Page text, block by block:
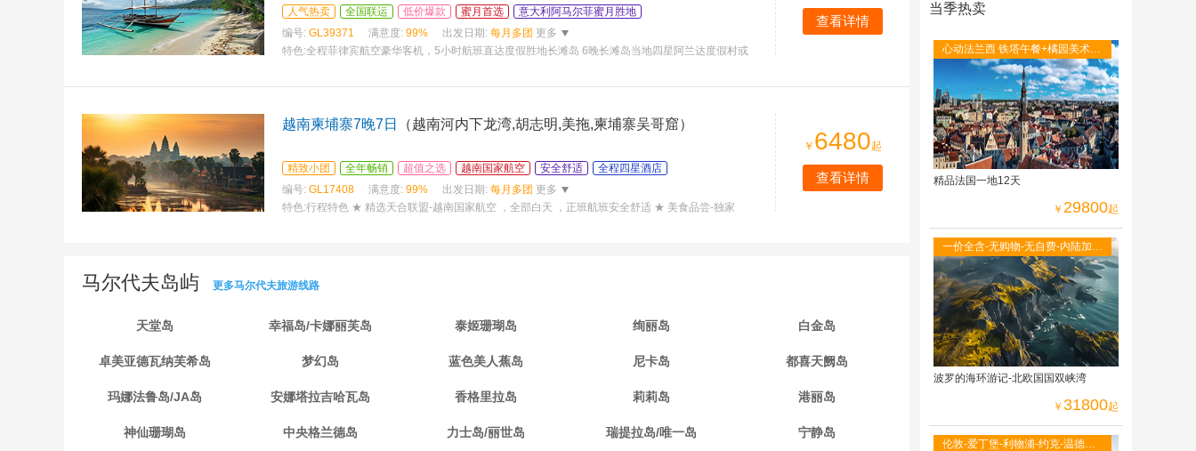
人气热卖 全国联运 低价爆款 蜜月首选
意大利阿马尔菲蜜月胜地
编号: GL39371 满意度: 99% 出发日期: 每月多团 更多
特色:全程菲律宾航空豪华客机，5小时航班直达度假胜地长滩岛 6晚长滩岛当地四星阿兰达度假村或
查看详情
越南柬埔寨7晚7日 （越南河内下龙湾,胡志明,美拖,柬埔寨吴哥窟）
精致小团 全年畅销 超值之选 越南国家航空 安全舒适
全程四星酒店
编号: GL17408 满意度: 99% 出发日期: 每月多团 更多
特色:行程特色 ★ 精选天合联盟-越南国家航空 ，全部白天 ，正班航班安全舒适 ★ 美食品尝-独家
￥ 6480起
查看详情
马尔代夫岛屿 更多马尔代夫旅游线路
天堂岛 幸福岛/卡娜丽芙岛 泰姬珊瑚岛 绚丽岛 白金岛
卓美亚德瓦纳芙希岛 梦幻岛 蓝色美人蕉岛 尼卡岛 都喜天阙岛
玛娜法鲁岛/JA岛 安娜塔拉吉哈瓦岛 香格里拉岛 莉莉岛 港丽岛
神仙珊瑚岛 中央格兰德岛 力士岛/丽世岛 瑞提拉岛/唯一岛 宁静岛
当季热卖
心动法兰西 铁塔午餐+橘园美术馆
+圣米歇尔山+图卢茨航空馆+卡尔
卡松城堡
精品法国一地12天
￥ 29800起
一价全含-无购物-无自费-内陆加飞
不走回头路-双点进出-峡湾游船-观
光小火车
波罗的海环游记-北欧国国双峡湾
￥ 31800起
伦敦-爱丁堡-利物浦-约克-温德米